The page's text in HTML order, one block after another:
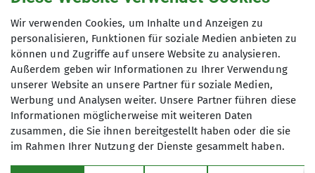
doch aufkommende Wolken, verbunden mit
schlechter Sicht und ein schöner Nordhang ließ
die Skibergsteiger den Mosesgungge, 2552 m
besteigen. Belohnt wurden sie neben einer
schönen Sicht in die Dolomiten und Hohen
Tauern mit einer tollen Abfahrt ins Rosstal.
Für Mittwoch war Schneefall angesagt, so dass
erst um 10 Uhr, nach einem vom Gasthof
spendierten Prosecco-Frühstück, zu einer
Wir verwenden Cookies, um Inhalte und Anzeigen zu
personalisieren, Funktionen für soziale Medien anbieten zu
können und Zugriffe auf unsere Website zu analysieren.
Außerdem geben wir Informationen zu Ihrer Verwendung
unserer Website an unsere Partner für soziale Medien,
Werbung und Analysen weiter. Unsere Partner führen diese
Informationen möglicherweise mit weiteren Daten
zusammen, die Sie ihnen bereitgestellt haben oder die sie
im Rahmen Ihrer Nutzung der Dienste gesammelt haben.